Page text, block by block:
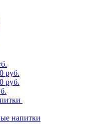
руб.
руб.
напитки